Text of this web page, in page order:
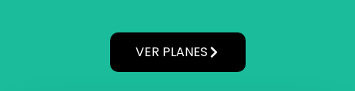
VER PLANES